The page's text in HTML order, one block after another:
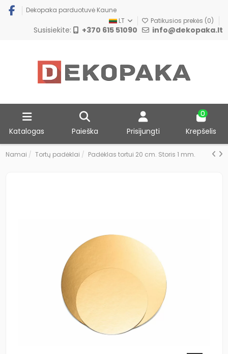
Dekopaka parduotuvė Kaune
LT
Patikusios prekės (0)
Susisiekite: +370 615 51090 info@dekopaka.lt
Katalogas Paieška Prisijungti
0
Krepšelis
Namai Tortų padėklai Padėklas tortui 20 cm. Storis 1 mm.